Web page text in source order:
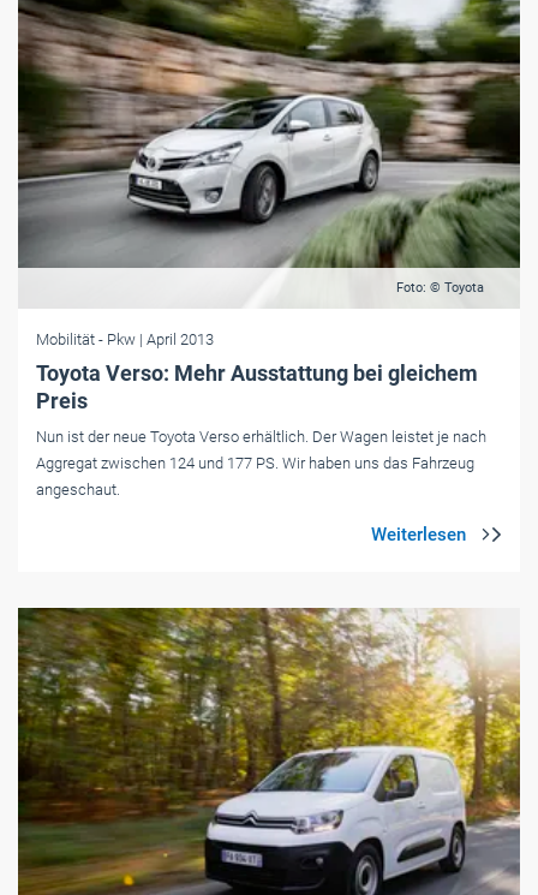
Foto: © Toyota
Mobilität - Pkw | April 2013
Toyota Verso: Mehr Ausstattung bei gleichem
Preis
Nun ist der neue Toyota Verso erhältlich. Der Wagen leistet je nach
Aggregat zwischen 124 und 177 PS. Wir haben uns das Fahrzeug
angeschaut.